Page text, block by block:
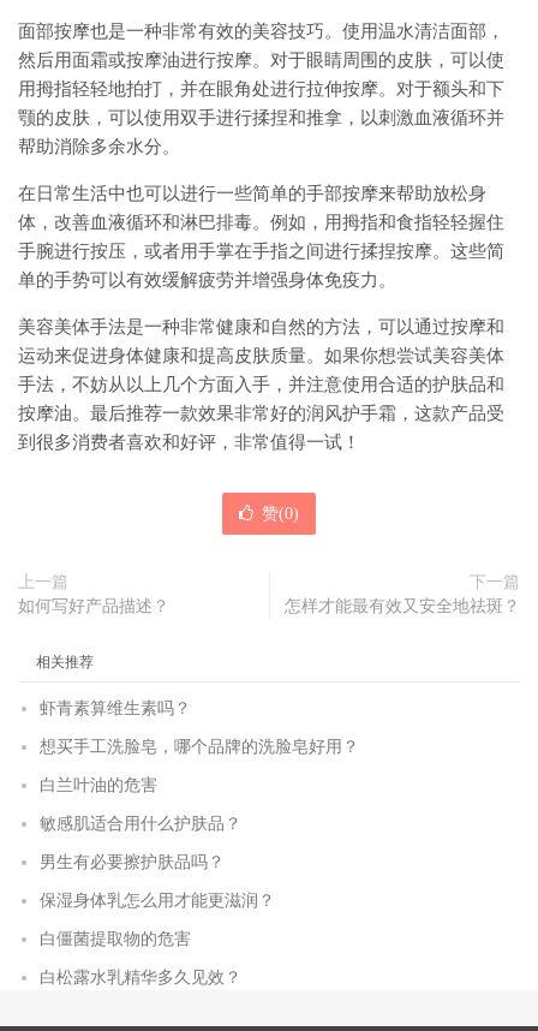
面部按摩也是一种非常有效的美容技巧。使用温水清洁面部，
然后用面霜或按摩油进行按摩。对于眼睛周围的皮肤，可以使
用拇指轻轻地拍打，并在眼角处进行拉伸按摩。对于额头和下
颚的皮肤，可以使用双手进行揉捏和推拿，以刺激血液循环并
帮助消除多余水分。
在日常生活中也可以进行一些简单的手部按摩来帮助放松身
体，改善血液循环和淋巴排毒。例如，用拇指和食指轻轻握住
手腕进行按压，或者用手掌在手指之间进行揉捏按摩。这些简
单的手势可以有效缓解疲劳并增强身体免疫力。
美容美体手法是一种非常健康和自然的方法，可以通过按摩和
运动来促进身体健康和提高皮肤质量。如果你想尝试美容美体
手法，不妨从以上几个方面入手，并注意使用合适的护肤品和
按摩油。最后推荐一款效果非常好的润风护手霜，这款产品受
到很多消费者喜欢和好评，非常值得一试！
赞(0)
上一篇
如何写好产品描述？
下一篇
怎样才能最有效又安全地祛斑？
相关推荐
虾青素算维生素吗？
想买手工洗脸皂，哪个品牌的洗脸皂好用？
白兰叶油的危害
敏感肌适合用什么护肤品？
男生有必要擦护肤品吗？
保湿身体乳怎么用才能更滋润？
白僵菌提取物的危害
白松露水乳精华多久见效？